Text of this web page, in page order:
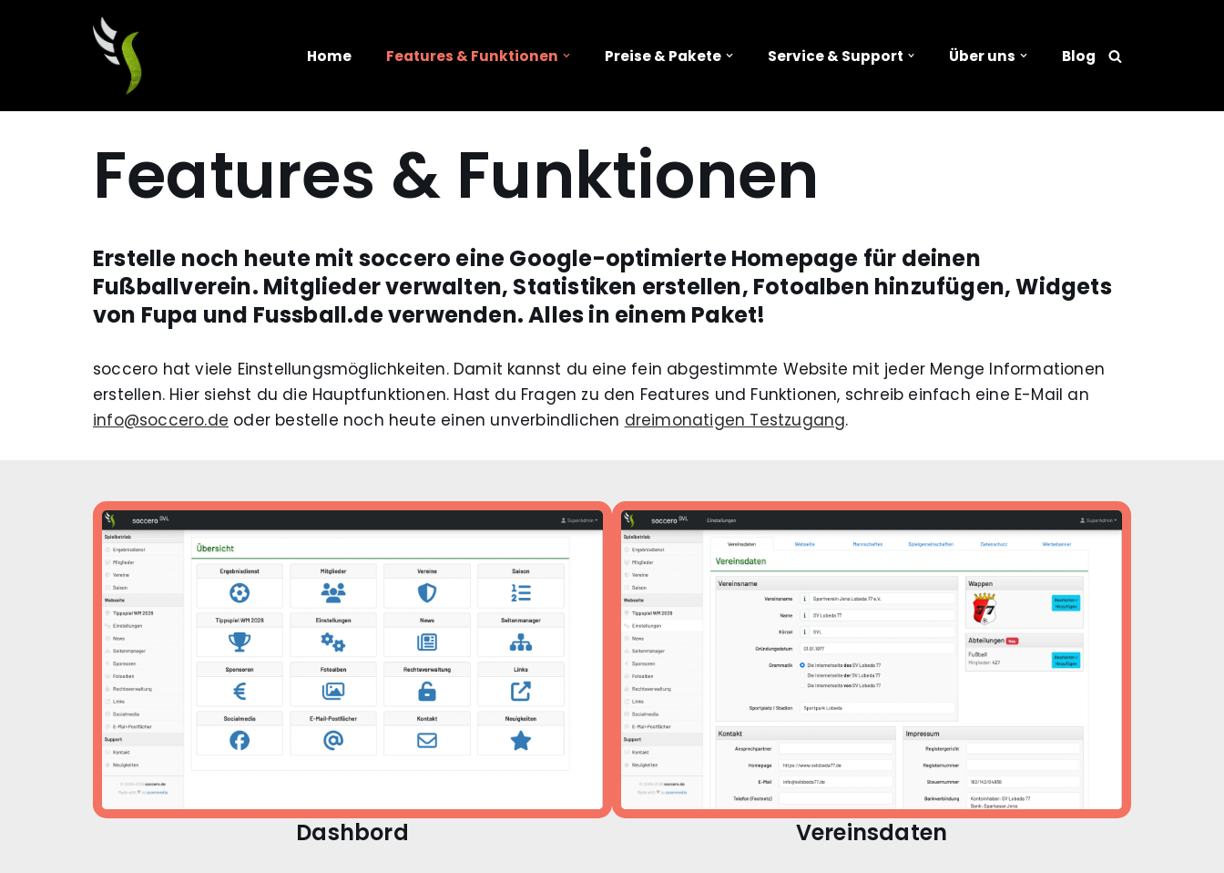
Home Features & Funktionen Preise & Pakete Service & Support Über uns Blog
Features & Funktionen
Erstelle noch heute mit soccero eine Google-optimierte Homepage für deinen
Fußballverein. Mitglieder verwalten, Statistiken erstellen, Fotoalben hinzufügen, Widgets
von Fupa und Fussball.de verwenden. Alles in einem Paket!
soccero hat viele Einstellungsmöglichkeiten. Damit kannst du eine fein abgestimmte Website mit jeder Menge Informationen
erstellen. Hier siehst du die Hauptfunktionen. Hast du Fragen zu den Features und Funktionen, schreib einfach eine E-Mail an
info@soccero.de oder bestelle noch heute einen unverbindlichen dreimonatigen Testzugang.
Dashbord Vereinsdaten